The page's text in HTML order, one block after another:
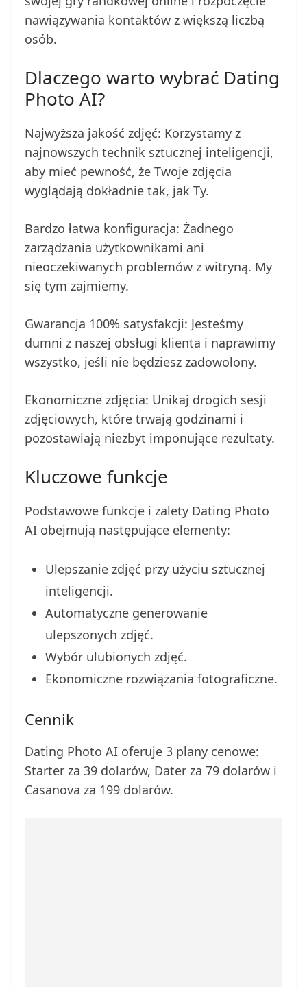
nawiązywania kontaktów z większą liczbą
osób.
Dlaczego warto wybrać Dating
Photo AI?
Najwyższa jakość zdjęć: Korzystamy z
najnowszych technik sztucznej inteligencji,
aby mieć pewność, że Twoje zdjęcia
wyglądają dokładnie tak, jak Ty.
Bardzo łatwa konfiguracja: Żadnego
zarządzania użytkownikami ani
nieoczekiwanych problemów z witryną. My
się tym zajmiemy.
Gwarancja 100% satysfakcji: Jesteśmy
dumni z naszej obsługi klienta i naprawimy
wszystko, jeśli nie będziesz zadowolony.
Ekonomiczne zdjęcia: Unikaj drogich sesji
zdjęciowych, które trwają godzinami i
pozostawiają niezbyt imponujące rezultaty.
Kluczowe funkcje
Podstawowe funkcje i zalety Dating Photo
AI obejmują następujące elementy:
Ulepszanie zdjęć przy użyciu sztucznej
inteligencji.
Automatyczne generowanie
ulepszonych zdjęć.
Wybór ulubionych zdjęć.
Ekonomiczne rozwiązania fotograficzne.
Cennik
Dating Photo AI oferuje 3 plany cenowe:
Starter za 39 dolarów, Dater za 79 dolarów i
Casanova za 199 dolarów.